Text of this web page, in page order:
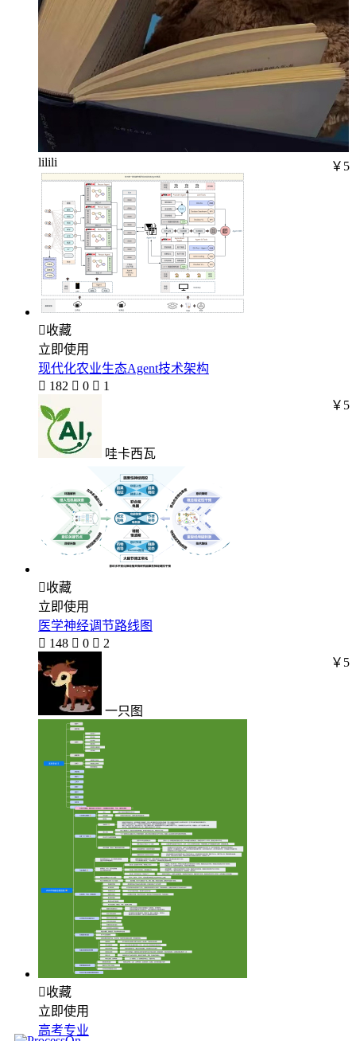
lilili ￥5
收藏
立即使用
现代化农业生态Agent技术架构
 182  0  1
哇卡西瓦
￥5
收藏
立即使用
医学神经调节路线图
 148  0  2
一只图
￥5
收藏
立即使用
高考专业